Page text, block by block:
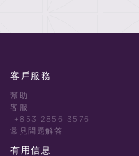
客戶服務
幫助
客服
+853 2856 3576
常見問題解答
有用信息